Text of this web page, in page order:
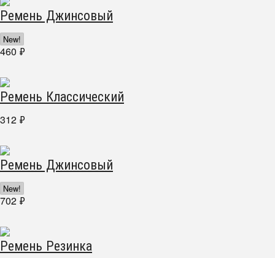
Ремень Джинсовый
New!
460 ₽
Ремень Классический
312 ₽
Ремень Джинсовый
New!
702 ₽
Ремень Резинка